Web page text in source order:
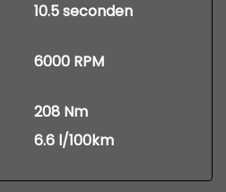
10.5 seconden
6000 RPM
208 Nm
6.6 l/100km